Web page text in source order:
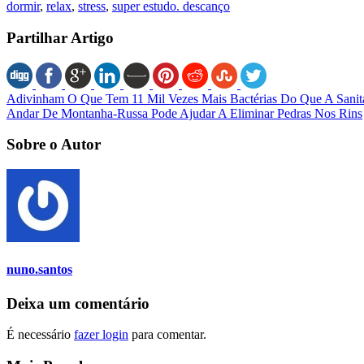
dormir, relax, stress, super estudo. descanço
Partilhar Artigo
Adivinham O Que Tem 11 Mil Vezes Mais Bactérias Do Que A
Andar De Montanha-Russa Pode Ajudar A Eliminar Pedras Nos Rins
Sobre o Autor
nuno.santos
Deixa um comentário
É necessário fazer login para comentar.